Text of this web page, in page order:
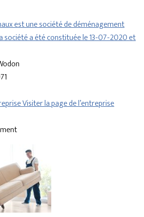
est une société de déménagement
société a été constituée le 13-07-2020 et
Visiter la page de l’entreprise